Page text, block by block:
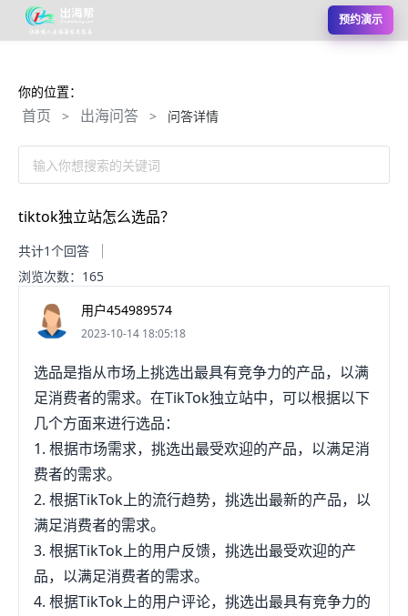
预约演示
你的位置：
首页 > 出海问答 > 问答详情
输入你想搜索的关键词
tiktok独立站怎么选品？
共计1个回答
浏览次数：165
用户454989574
2023-10-14 18:05:18
选品是指从市场上挑选出最具有竞争力的产品，以满
足消费者的需求。在TikTok独立站中，可以根据以下
几个方面来进行选品：
1. 根据市场需求，挑选出最受欢迎的产品，以满足消
费者的需求。
2. 根据TikTok上的流行趋势，挑选出最新的产品，以
满足消费者的需求。
3. 根据TikTok上的用户反馈，挑选出最受欢迎的产
品，以满足消费者的需求。
4. 根据TikTok上的用户评论，挑选出最具有竞争力的